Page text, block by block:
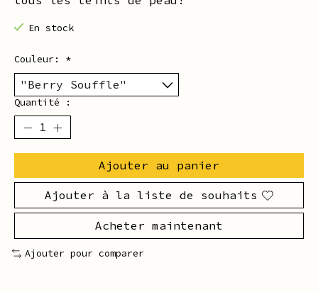
En stock
Couleur: *
Quantité :
Ajouter au panier
Ajouter à la liste de souhaits
Acheter maintenant
Ajouter pour comparer